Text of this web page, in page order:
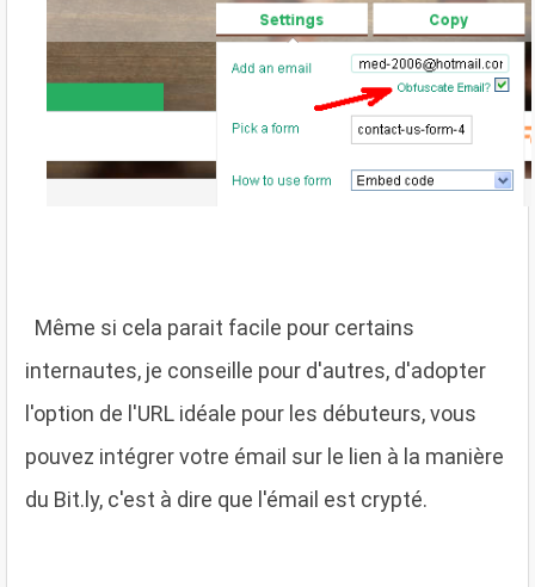
Même si cela parait facile pour certains
internautes, je conseille pour d'autres, d'adopter
l'option de l'URL idéale pour les débuteurs, vous
pouvez intégrer votre émail sur le lien à la manière
du Bit.ly, c'est à dire que l'émail est crypté.